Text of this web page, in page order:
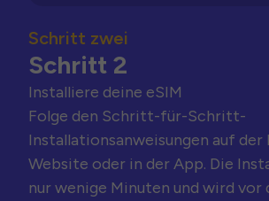
Schritt zwei
Schritt 2
Installiere deine eSIM
Folge den Schritt-für-Schritt-
Installationsanweisungen auf
Website oder in der App. Die
nur wenige Minuten und wird vor